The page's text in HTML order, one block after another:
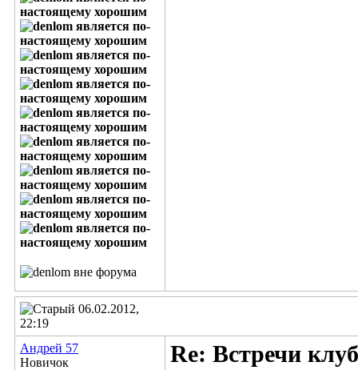
06.02.2012,
22:19
Андрей 57
Новичок
Re: Встречи